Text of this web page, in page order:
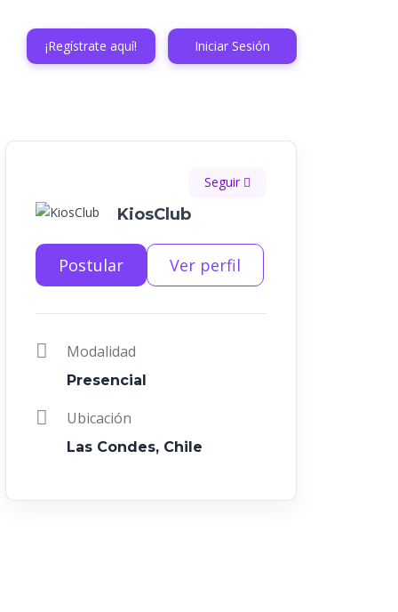
¡Regístrate aquí! Iniciar Sesión
Seguir
KiosClub
Postular Ver perfil
Modalidad
Presencial
Ubicación
Las Condes, Chile